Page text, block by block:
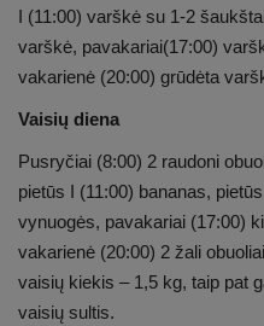
I (11:00) varškė su 1-2
varškė, pavakariai(17:00)
vakarienė (20:00) grūdėta
Vaisių diena
Pusryčiai (8:00) 2 raudoni
pietūs I (11:00) bananas,
vynuogės, pavakariai (17:00)
vakarienė (20:00) 2 žali
vaisių kiekis – 1,5 kg, taip pat
vaisių sultis.